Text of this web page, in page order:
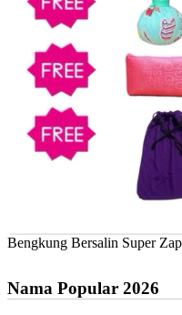
Bengkung Bersalin Super
Nama Popular 2026